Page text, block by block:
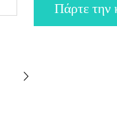
Πάρτε την